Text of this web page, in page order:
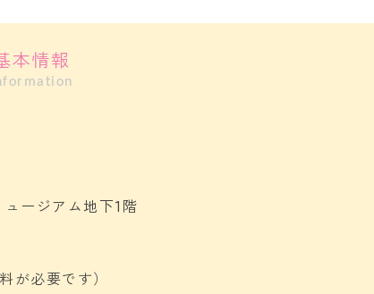
本情報
ージアム地下1階
が必要です）